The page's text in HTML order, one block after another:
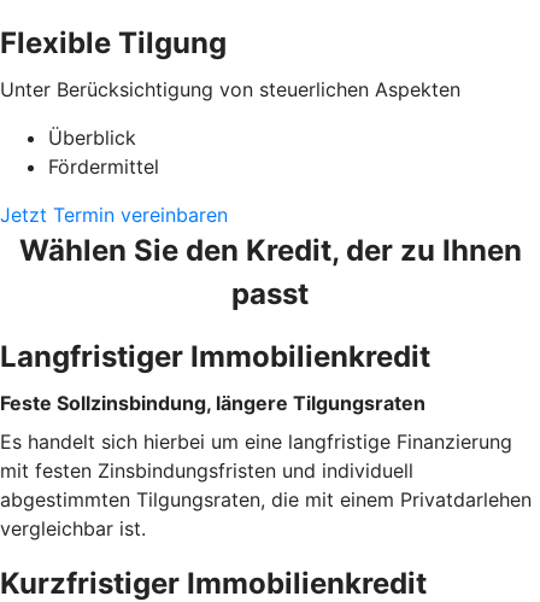
Flexible Tilgung
Unter Berücksichtigung von steuerlichen Aspekten
Überblick
Fördermittel
Jetzt Termin vereinbaren
Wählen Sie den Kredit, der zu Ihnen
passt
Langfristiger Immobilienkredit
Feste Sollzinsbindung, längere Tilgungsraten
Es handelt sich hierbei um eine langfristige Finanzierung
mit festen Zinsbindungsfristen und individuell
abgestimmten Tilgungsraten, die mit einem Privatdarlehen
vergleichbar ist.
Kurzfristiger Immobilienkredit